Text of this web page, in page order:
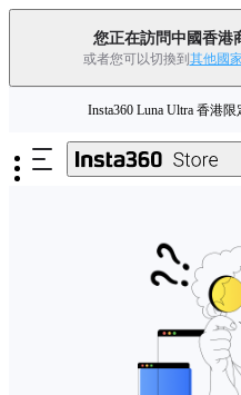
您正在訪問中國香港
或者您可以切換到 其他國
Insta360 Luna Ultra 香港限
夏季優惠 | 精選商
舊機換新機，享現金
Insta360 Luna Ultra 香港